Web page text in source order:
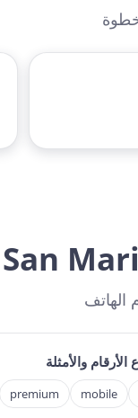
الهاتف
الأرقام والأمثلة
mobile
premium